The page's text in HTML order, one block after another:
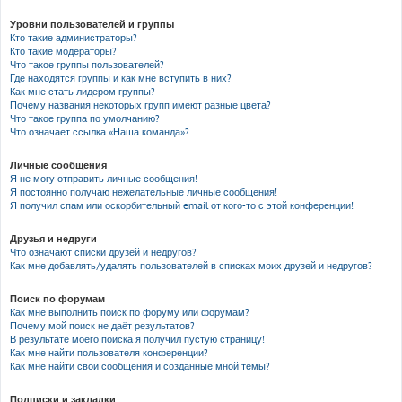
Уровни пользователей и группы
Кто такие администраторы?
Кто такие модераторы?
Что такое группы пользователей?
Где находятся группы и как мне вступить в них?
Как мне стать лидером группы?
Почему названия некоторых групп имеют разные цвета?
Что такое группа по умолчанию?
Что означает ссылка «Наша команда»?
Личные сообщения
Я не могу отправить личные сообщения!
Я постоянно получаю нежелательные личные сообщения!
Я получил спам или оскорбительный email от кого-то с этой конференции!
Друзья и недруги
Что означают списки друзей и недругов?
Как мне добавлять/удалять пользователей в списках моих друзей и недругов?
Поиск по форумам
Как мне выполнить поиск по форуму или форумам?
Почему мой поиск не даёт результатов?
В результате моего поиска я получил пустую страницу!
Как мне найти пользователя конференции?
Как мне найти свои сообщения и созданные мной темы?
Подписки и закладки